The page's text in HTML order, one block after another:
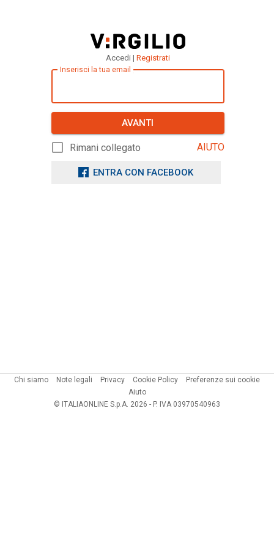
Accedi | Registrati
Inserisci la tua email
AVANTI
Rimani collegato AIUTO
ENTRA CON FACEBOOK
Chi siamo Note legali Privacy Cookie Policy
Preferenze sui cookie
Aiuto
© ITALIAONLINE S.p.A. 2026 - P. IVA 03970540963